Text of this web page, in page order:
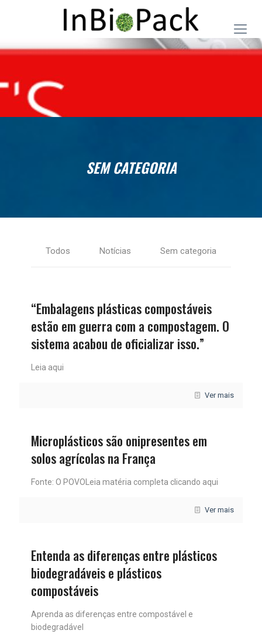
SEM CATEGORIA
Todos Notícias Sem categoria
“Embalagens plásticas compostáveis
estão em guerra com a compostagem. O
sistema acabou de oficializar isso.”
Leia aqui
Ver mais
Microplásticos são onipresentes em
solos agrícolas na França
Fonte: O POVOLeia matéria completa clicando aqui
Ver mais
Entenda as diferenças entre plásticos
biodegradáveis e plásticos
compostáveis
Aprenda as diferenças entre compostável e
biodegradável